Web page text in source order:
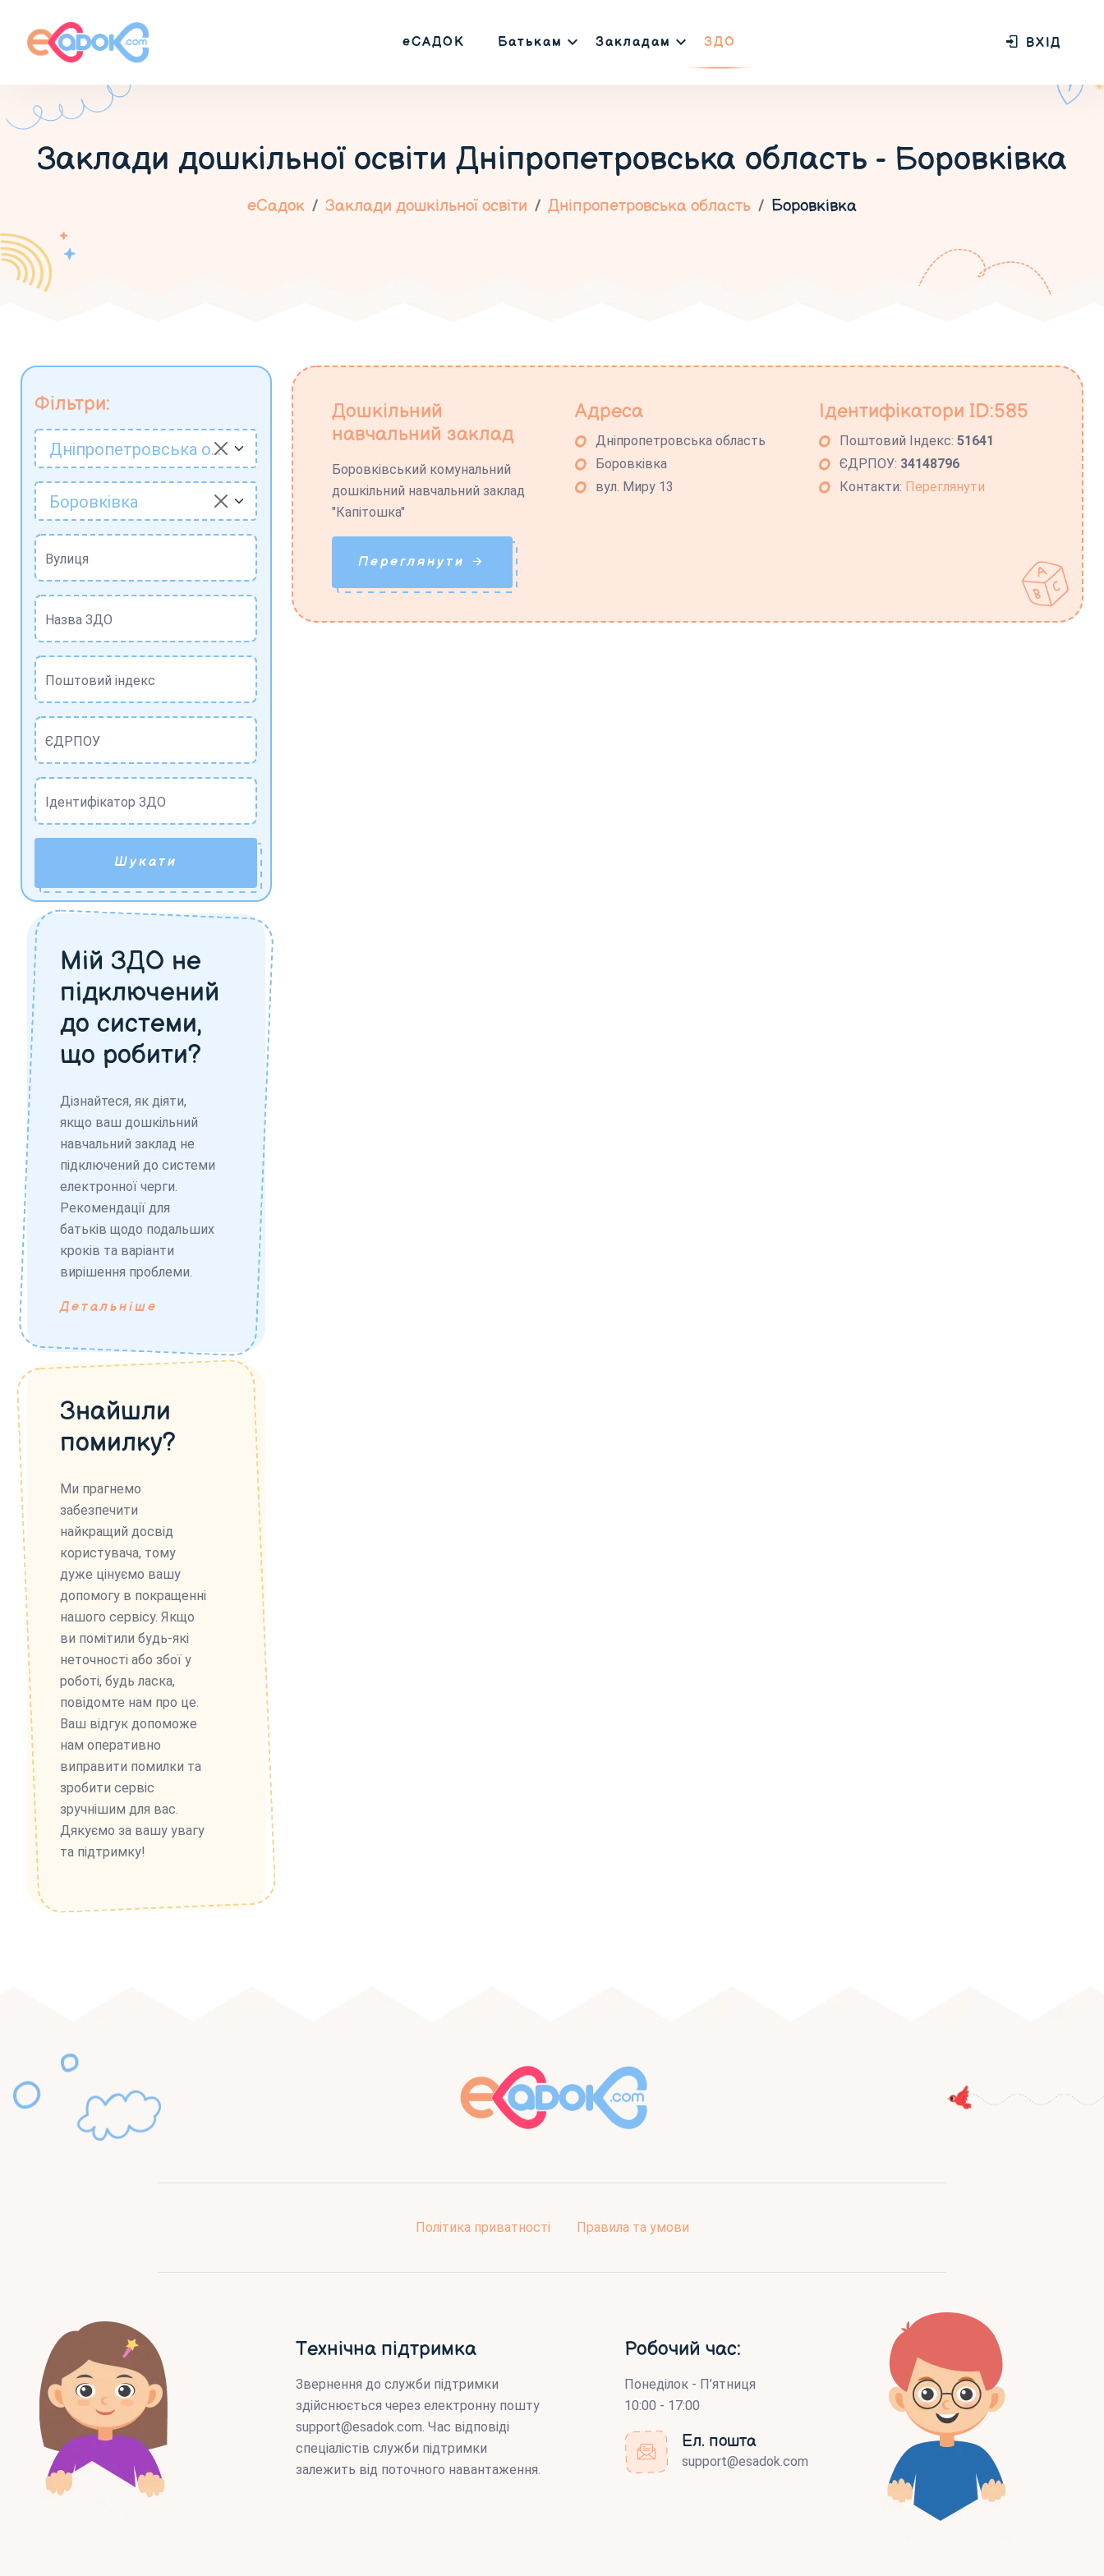
еСАДОК Батькам Закладам ЗДО ВХІД
Заклади дошкільної освіти Дніпропетровська область - Боровківка
еСадок Заклади дошкільної освіти Дніпропетровська область Боровківка
Фільтри:
Дніпропетровська область
Боровківка
Вулиця
Назва ЗДО
Поштовий індекс
ЄДРПОУ
Ідентифікатор ЗДО
Шукати
Мій ЗДО не
підключений
до системи,
що робити?
Дізнайтеся, як діяти,
якщо ваш дошкільний
навчальний заклад не
підключений до системи
електронної черги.
Рекомендації для
батьків щодо подальших
кроків та варіанти
вирішення проблеми.
Детальніше
Знайшли
помилку?
Ми прагнемо
забезпечити
найкращий досвід
користувача, тому
дуже цінуємо вашу
допомогу в покращенні
нашого сервісу. Якщо
ви помітили будь-які
неточності або збої у
роботі, будь ласка,
повідомте нам про це.
Ваш відгук допоможе
нам оперативно
виправити помилки та
зробити сервіс
зручнішим для вас.
Дякуємо за вашу увагу
та підтримку!
Дошкільний
навчальний заклад
Боровківський комунальний
дошкільний навчальний заклад
"Капітошка"
Адреса
Дніпропетровська область
Боровківка
вул. Миру 13
Ідентифікатори ID:585
Поштовий Індекс:51641
ЄДРПОУ: 34148796
Контакти: Переглянути
Переглянути
Політика приватності Правила та умови
Технічна підтримка
Звернення до служби підтримки
здійснюється через електронну пошту
support@esadok.com . Час відповіді
спеціалістів служби підтримки
залежить від поточного навантаження.
Робочий час:
Понеділок - П’ятниця
10:00 - 17:00
Ел. пошта
support@esadok.com